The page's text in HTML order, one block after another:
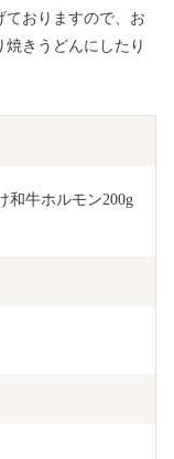
ておりますので、お
きうどんにしたり
和牛ホルモン200g